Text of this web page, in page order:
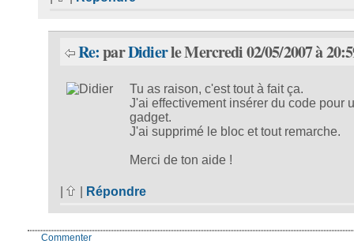
Re:parDidierle Mercredi 02/05/2007 à
Tu as raison, c'est tout à fait ça.
J'ai effectivement insérer du code pour
gadget.
J'ai supprimé le bloc et tout remarche.
Merci de ton aide !
Répondre
Commenter